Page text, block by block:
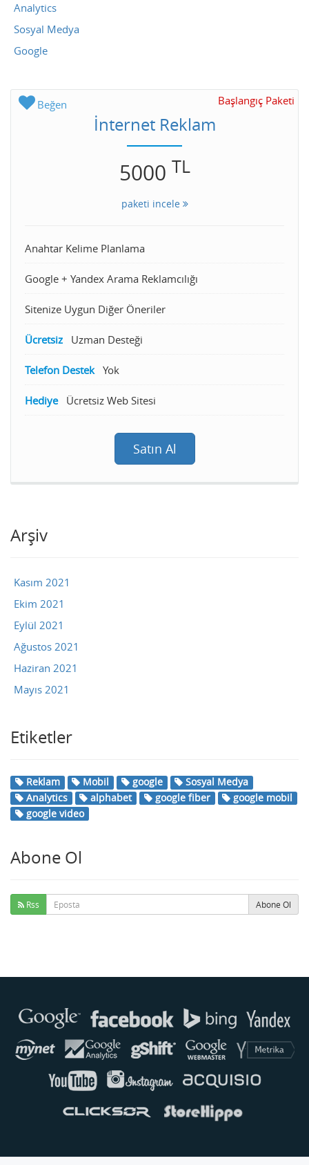
Analytics
Sosyal Medya
Google
Beğen Başlangıç Paketi
İnternet Reklam
5000 TL
paketi incele
Anahtar Kelime Planlama
Google + Yandex Arama Reklamcılığı
Sitenize Uygun Diğer Öneriler
Ücretsiz Uzman Desteği
Telefon Destek Yok
Hediye Ücretsiz Web Sitesi
Satın Al
Arşiv
Kasım 2021
Ekim 2021
Eylül 2021
Ağustos 2021
Haziran 2021
Mayıs 2021
Etiketler
Reklam Mobil google
Sosyal Medya
Analytics
alphabet google fiber
google mobil
google video
Abone Ol
Rss Abone Ol
Genellikle anında yanıt verir